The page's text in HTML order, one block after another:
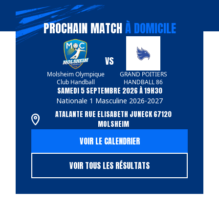
PROCHAIN MATCHÀ DOMICILE
Molsheim Olympique
Club Handball
VS
GRAND POITIERS
HANDBALL 86
SAMEDI 5 SEPTEMBRE 2026 À 19H30
Nationale 1 Masculine 2026-2027
ATALANTE RUE ELISABETH JUNECK 67120
MOLSHEIM
VOIR LE CALENDRIER
VOIR TOUS LES RÉSULTATS